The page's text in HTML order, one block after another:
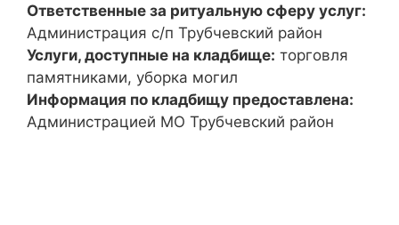
Ответственные за ритуальную сферу услуг:
Администрация с/п Трубчевский район
Услуги, доступные на кладбище: торговля
памятниками, уборка могил
Информация по кладбищу предоставлена:
Администрацией МО Трубчевский район